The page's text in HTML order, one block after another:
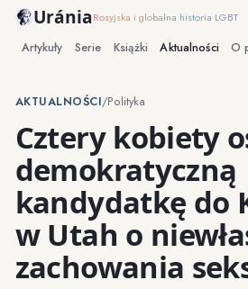
UrániaRosyjska i globalna historia LGBT
Artykuły Serie Książki Aktualności O
AKTUALNOŚCI/Polityka
Cztery kobiety
demokratyczną
kandydatkę do
w Utah o
zachowania